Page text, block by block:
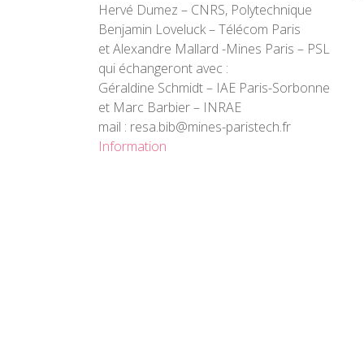
Hervé Dumez – CNRS, Polytechnique
Benjamin Loveluck – Télécom Paris
et Alexandre Mallard -Mines Paris – PSL
qui échangeront avec :
Géraldine Schmidt – IAE Paris-Sorbonne
et Marc Barbier – INRAE
mail : resa.bib@mines-paristech.fr
Information